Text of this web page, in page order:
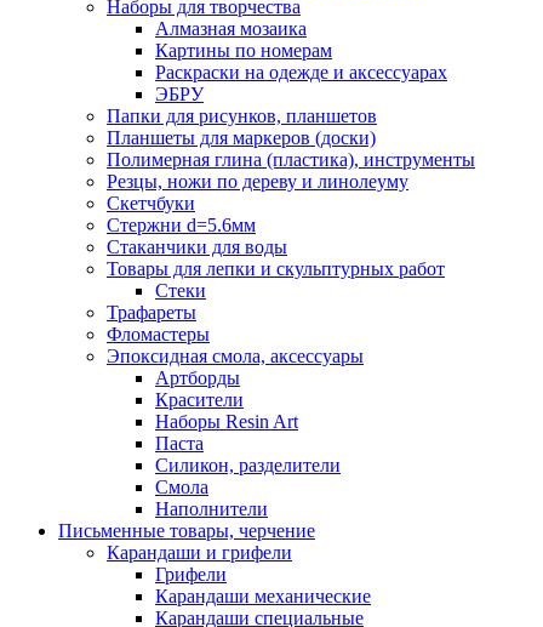
Наборы для творчества
Алмазная мозаика
Картины по номерам
Раскраски на одежде и аксессуарах
ЭБРУ
Папки для рисунков, планшетов
Планшеты для маркеров (доски)
Полимерная глина (пластика), инструменты
Резцы, ножи по дереву и линолеуму
Скетчбуки
Стержни d=5.6мм
Стаканчики для воды
Товары для лепки и скульптурных работ
Стеки
Трафареты
Фломастеры
Эпоксидная смола, аксессуары
Артборды
Красители
Наборы Resin Art
Паста
Силикон, разделители
Смола
Наполнители
Письменные товары, черчение
Карандаши и грифели
Грифели
Карандаши механические
Карандаши специальные